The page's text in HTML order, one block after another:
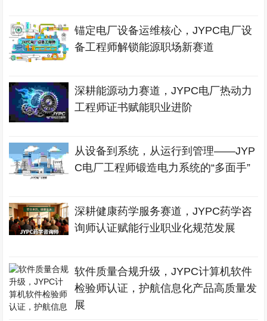
锚定电厂设备运维核心，JYPC电厂设
备工程师解锁能源职场新赛道
深耕能源动力赛道，JYPC电厂热动力
工程师证书赋能职业进阶
从设备到系统，从运行到管理——JYP
C电厂工程师锻造电力系统的“多面手”
深耕健康药学服务赛道，JYPC药学咨
询师认证赋能行业职业化规范发展
软件质量合规升级，JYPC计算机软件
检验师认证，护航信息化产品高质量发
展